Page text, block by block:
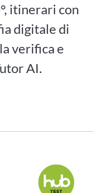
itinerari con
digitale di
verifica e
AI.